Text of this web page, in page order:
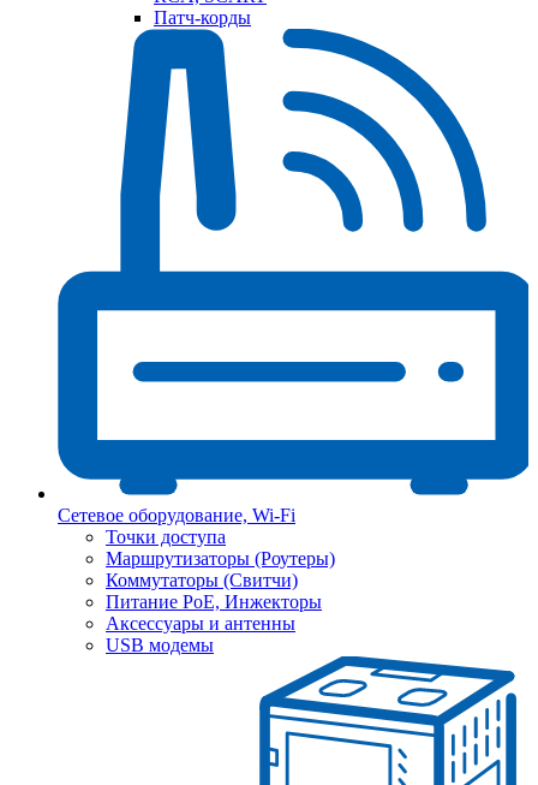
Патч-корды
Сетевое оборудование, Wi-Fi
Точки доступа
Маршрутизаторы (Роутеры)
Коммутаторы (Свитчи)
Питание PoE, Инжекторы
Аксессуары и антенны
USB модемы